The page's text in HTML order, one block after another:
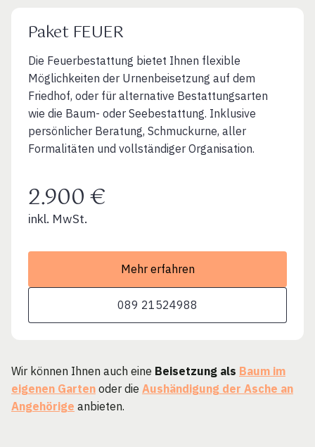
Paket FEUER
Die Feuerbestattung bietet Ihnen flexible
Möglichkeiten der Urnenbeisetzung auf dem
Friedhof, oder für alternative Bestattungsarten
wie die Baum- oder Seebestattung. Inklusive
persönlicher Beratung, Schmuckurne, aller
Formalitäten und vollständiger Organisation.
2.900 €
inkl. MwSt.
Mehr erfahren
089 21524988
Wir können Ihnen auch eine Beisetzung als Baum im
eigenen Garten oder die Aushändigung der Asche an
Angehörige anbieten.